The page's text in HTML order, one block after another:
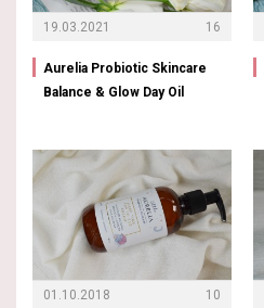
19.03.2021 16
Aurelia Probiotic Skincare
Balance & Glow Day Oil
01.10.2018 10